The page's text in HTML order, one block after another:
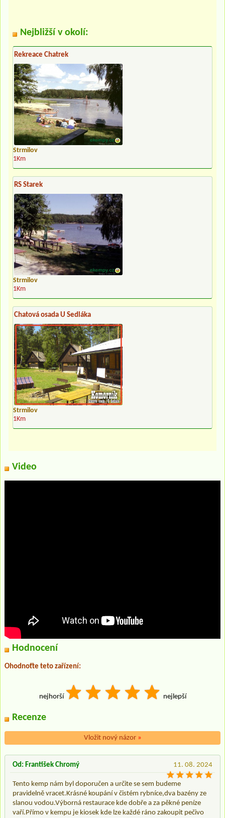
Nejbližší v okolí:
Rekreace Chatrek
Strmilov
1Km
RS Starek
Strmilov
1Km
Chatová osada U Sedláka
Strmilov
1Km
Video
Hodnocení
Ohodnoťte teto zařízení:
nejhorší nejlepší
Recenze
Vložit nový názor »
11. 08. 2024
Od: František Chromý
Tento kemp nám byl doporučen a určite se sem budeme
pravidelně vracet.Krásné koupání v čistém rybníce,dva bazény ze
slanou vodou.Výborná restaurace kde dobře a za pěkné peníze
vaří.Přímo v kempu je kiosek kde lze každé ráno zakoupit pečivo